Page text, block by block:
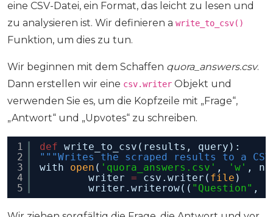
eine CSV-Datei, ein Format, das leicht zu lesen und
zu analysieren ist. Wir definieren a write_to_csv()
Funktion, um dies zu tun.
Wir beginnen mit dem Schaffen quora_answers.csv.
Dann erstellen wir eine csv.writer Objekt und
verwenden Sie es, um die Kopfzeile mit „Frage“,
„Antwort“ und „Upvotes“ zu schreiben.
1
2
3
4
5
def write_to_csv(results, query):
"""Writes the scraped results to a
with open ( 'quora_answers.csv' , 'w' ,
writer = csv.writer( file )
writer.writerow(( "Question" ,